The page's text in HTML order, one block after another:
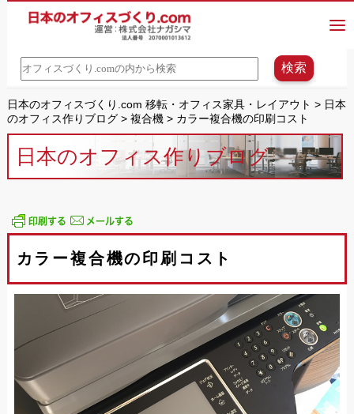
日本のオフィスづくり.com 移転・オフィス家具・レイアウト > 日本
のオフィス作りブログ> 複合機> カラー複合機の印刷コスト
日本のオフィス作りブログ
カラー複合機の印刷コスト